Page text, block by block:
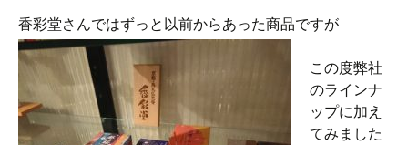
香彩堂さんではずっと以前からあった商品ですが
この度弊社
のラインナ
ップに加え
てみました